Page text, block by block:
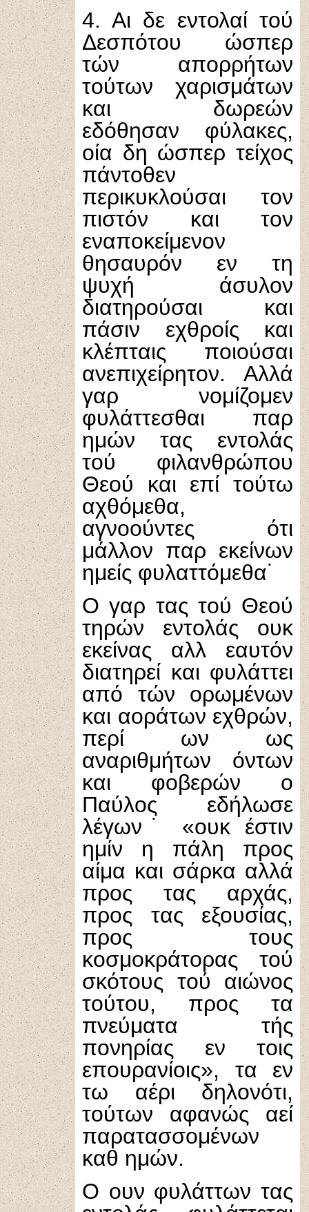
4. Αι δε εντολαί τού
Δεσπότου ώσπερ
τών απορρήτων
τούτων χαρισμάτων
και δωρεών
εδόθησαν φύλακες,
οία δη ώσπερ τείχος
πάντοθεν
περικυκλούσαι τον
πιστόν και τον
εναποκείμενον
θησαυρόν εν τη
ψυχή άσυλον
διατηρούσαι και
πάσιν εχθροίς και
κλέπταις ποιούσαι
ανεπιχείρητον. Αλλά
γαρ νομίζομεν
φυλάττεσθαι παρ
ημών τας εντολάς
τού φιλανθρώπου
Θεού και επί τούτω
αχθόμεθα,
αγνοούντες ότι
μάλλον παρ εκείνων
ημείς φυλαττόμεθα˙
Ο γαρ τας τού Θεού
τηρών εντολάς ουκ
εκείνας αλλ εαυτόν
διατηρεί και φυλάττει
από τών ορωμένων
και αοράτων εχθρών,
περί ων ως
αναριθμήτων όντων
και φοβερών ο
Παύλος εδήλωσε
λέγων˙ «ουκ έστιν
ημίν η πάλη προς
αίμα και σάρκα αλλά
προς τας αρχάς,
προς τας εξουσίας,
προς τους
κοσμοκράτορας τού
σκότους τού αιώνος
τούτου, προς τα
πνεύματα τής
πονηρίας εν τοις
επουρανίοις», τα εν
τω αέρι δηλονότι,
τούτων αφανώς αεί
παρατασσομένων
καθ ημών.
Ο ουν φυλάττων τας